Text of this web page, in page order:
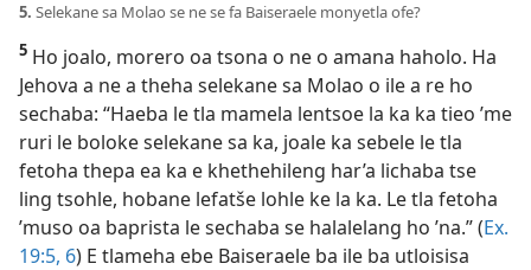
5. Selekane sa Molao se ne se fa Baiseraele monyetla ofe?
5 Ho joalo, morero oa tsona o ne o amana haholo. Ha
Jehova a ne a theha selekane sa Molao o ile a re ho
sechaba: “Haeba le tla mamela lentsoe la ka ka tieo ’me
ruri le boloke selekane sa ka, joale ka sebele le tla
fetoha thepa ea ka e khethehileng har’a lichaba tse
ling tsohle, hobane lefatše lohle ke la ka. Le tla fetoha
’muso oa baprista le sechaba se halalelang ho ’na.” (Ex.
19:5, 6) E tlameha ebe Baiseraele ba ile ba utloisisa